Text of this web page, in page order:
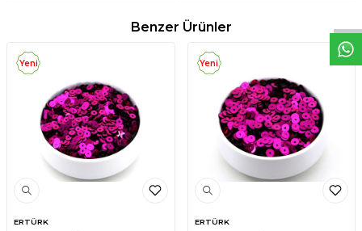
Benzer Ürünler
Yeni
ERTÜRK
Yeni
ERTÜRK